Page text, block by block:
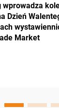
wprowadza
Dzień
Market